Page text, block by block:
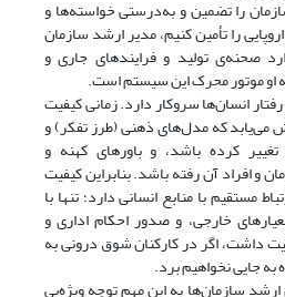
را تضمین و به‌درستی خواسته‌ها و
را تأمین کنیم، مدیر ارشد سازمان
صحنه‌ی تولید و فرایندهای جاری و
او موتور محرک این سیستم است.
انسان‌ها سروکار دارد. زمانی کیفیت
می‌یابد که مدل‌های ذهنی (طرز تفکر) و
کرده باشد، و باورهای کهنه و
و افراد آن رفته باشد. بنابراین کیفیت
مستقیم با منابع انسانی دارد؛ تنها با
خارجی، و صدور احکام اداری و
داشت، اگر در کارکنان شوق درونی به
جایی نخواهیم برد.
سازمان‌ها به این مهم توجه ویژه‌یی